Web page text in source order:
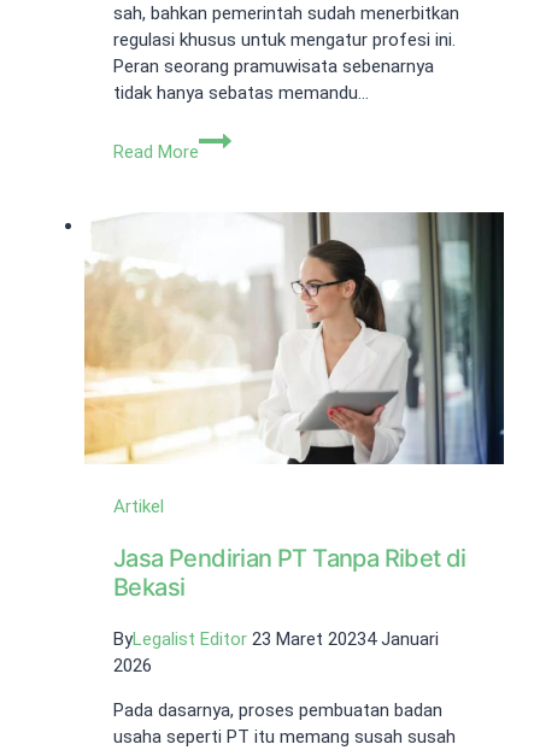
sah, bahkan pemerintah sudah menerbitkan
regulasi khusus untuk mengatur profesi ini.
Peran seorang pramuwisata sebenarnya
tidak hanya sebatas memandu…
Read More
Pahami
Pramuwisata
Artikel
Jasa Pendirian PT Tanpa Ribet di
Bekasi
ByLegalist Editor 23 Maret 20234 Januari
2026
Pada dasarnya, proses pembuatan badan
usaha seperti PT itu memang susah susah